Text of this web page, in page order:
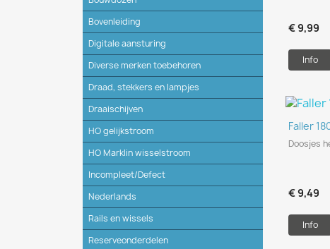
Bovenleiding
Digitale aansturing
Diverse merken toebehoren
Draad, stekkers en lampjes
Draaischijven
HO gelijkstroom
HO Marklin wisselstroom
Incompleet/Defect
Nederlands
Rails en wissels
Reserveonderdelen
€ 9,99
Info
Faller
Doosjes
€ 9,49
Info